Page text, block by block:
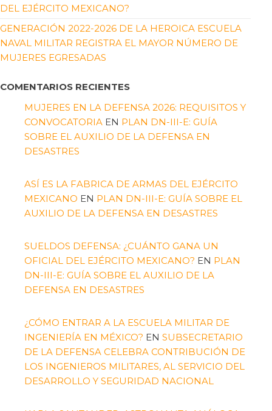
DEL EJÉRCITO MEXICANO?
GENERACIÓN 2022-2026 DE LA HEROICA ESCUELA
NAVAL MILITAR REGISTRA EL MAYOR NÚMERO DE
MUJERES EGRESADAS
COMENTARIOS RECIENTES
MUJERES EN LA DEFENSA 2026: REQUISITOS Y
CONVOCATORIA EN PLAN DN-III-E: GUÍA
SOBRE EL AUXILIO DE LA DEFENSA EN
DESASTRES
ASÍ ES LA FABRICA DE ARMAS DEL EJÉRCITO
MEXICANO EN PLAN DN-III-E: GUÍA SOBRE EL
AUXILIO DE LA DEFENSA EN DESASTRES
SUELDOS DEFENSA: ¿CUÁNTO GANA UN
OFICIAL DEL EJÉRCITO MEXICANO? EN PLAN
DN-III-E: GUÍA SOBRE EL AUXILIO DE LA
DEFENSA EN DESASTRES
¿CÓMO ENTRAR A LA ESCUELA MILITAR DE
INGENIERÍA EN MÉXICO? EN SUBSECRETARIO
DE LA DEFENSA CELEBRA CONTRIBUCIÓN DE
LOS INGENIEROS MILITARES, AL SERVICIO DEL
DESARROLLO Y SEGURIDAD NACIONAL